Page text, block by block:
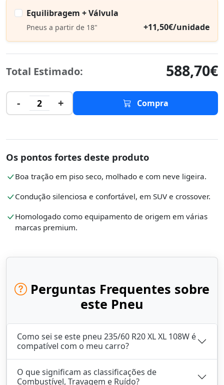
Equilibragem + Válvula
Pneus a partir de 18" +11,50€/unidade
Total Estimado: 588,70€
- 2 + Compra
Os pontos fortes deste produto
Boa tração em piso seco, molhado e com neve ligeira.
Condução silenciosa e confortável, em SUV e crossover.
Homologado como equipamento de origem em várias
marcas premium.
Perguntas Frequentes sobre
este Pneu
Como sei se este pneu 235/60 R20 XL XL 108W é
compatível com o meu carro?
O que significam as classificações de
Combustível, Travagem e Ruído?